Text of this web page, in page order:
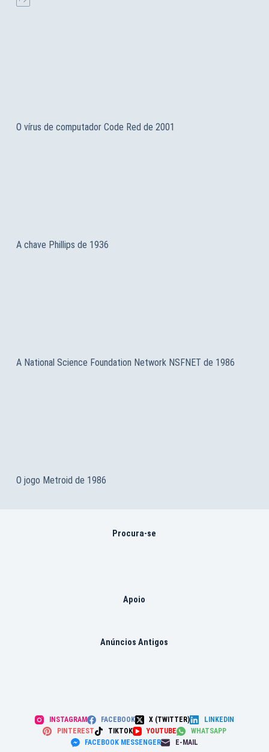
O vírus de computador Code Red de 2001
A chave Phillips de 1936
A National Science Foundation Network NSFNET de 1986
O jogo Metroid de 1986
Procura-se
Apoio
Anúncios Antigos
INSTAGRAM FACEBOOK X (TWITTER)
LINKEDIN
PINTEREST
TIKTOK YOUTUBE
WHATSAPP
FACEBOOK MESSENGER
E-MAIL